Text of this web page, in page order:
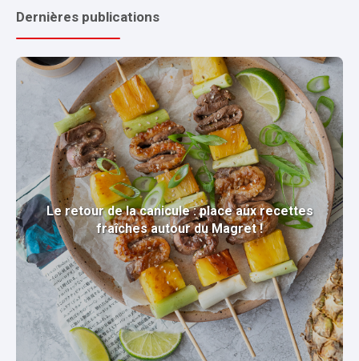
Dernières publications
Le retour de la canicule : place aux recettes
fraîches autour du Magret !